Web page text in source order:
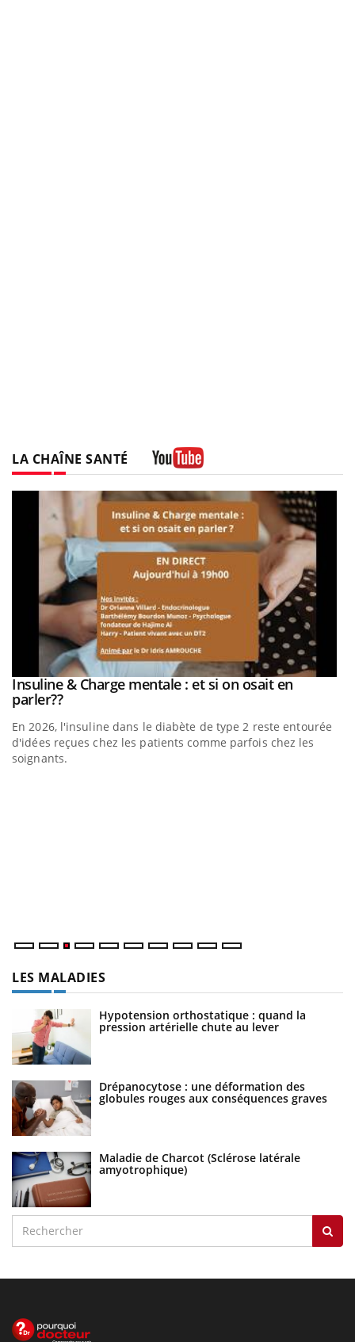
LA CHAÎNE SANTÉ
Youtube
Insuline & Charge mentale : et si on osait en
parler??Youtube
En 2026, l'insuline dans le diabète de type 2 reste entourée
d'idées reçues chez les patients comme parfois chez les
soignants.
LES MALADIES
Hypotension orthostatique : quand la
pression artérielle chute au lever
Drépanocytose : une déformation des
globules rouges aux conséquences graves
Maladie de Charcot (Sclérose latérale
amyotrophique)